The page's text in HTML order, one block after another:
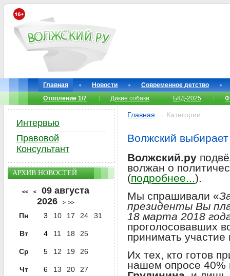
Главная Новости
Современное детство
Отопление 1/7
Дикие собаки БКД-2025
Главная → Категории
Волжский
Волжский.ру
волжан о
(подробнее...).
Мы спрашивали «
президенты Вы
18 марта 2018
проголосовавших
принимать
Их тех, кто готов
нашем опросе 40%
Интервью
Правовой
Консультант
АРХИВ НОВОСТЕЙ
<< <
09 августа
2026
> >>
Пн 3 10 17 24 31
Вт 4 11 18 25
Ср 5 12 19 26
Чт 6 13 20 27